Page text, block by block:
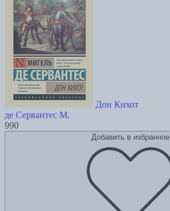
Дон Кихот
де Сервантес М.
990
Добавить в избранное